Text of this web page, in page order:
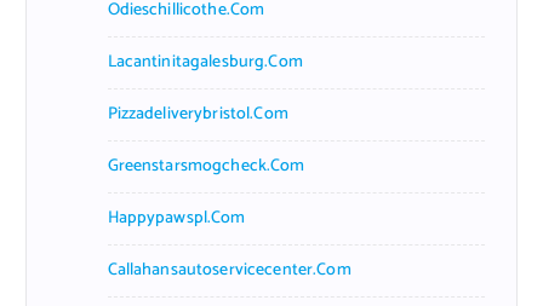
Odieschillicothe.com
Lacantinitagalesburg.com
Pizzadeliverybristol.com
Greenstarsmogcheck.com
Happypawspl.com
Callahansautoservicecenter.com